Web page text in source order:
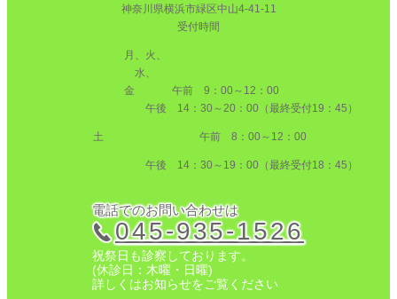
神奈川県横浜市緑区中山4-41-11
受付時間
月、火、
水、
金
午前 9：00～12：00
午後 14：30～20：00（最終受付19：45）
土 午前 8：00～12：00
午後 14：30～19：00（最終受付18：45）
電話でのお問い合わせは
045-935-1526
祝祭日も診察しております。
(休診日：木曜・日曜)
詳しくはお知らせをご覧ください